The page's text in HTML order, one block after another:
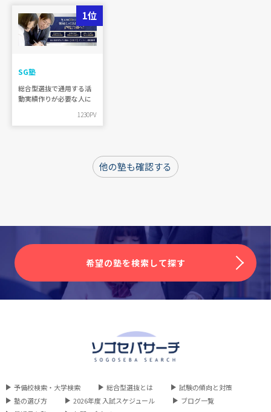
1位
SG塾
総合型選抜で通用する活
動実績作りが必要な人に
1230PV
他の塾も確認する
希望の塾を検索して探す
予備校検索・大学検索 総合型選抜とは
試験の傾向と対策
塾の選び方
2026年度 入試スケジュール
ブログ一覧